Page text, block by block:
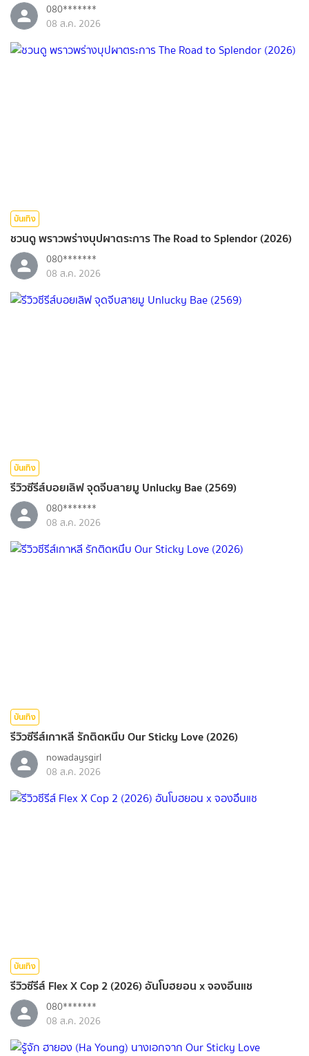
080*******
08 ส.ค. 2026
บันเทิง
ชวนดู พราวพร่างบุปผาตระการ The Road to Splendor (2026)
080*******
08 ส.ค. 2026
บันเทิง
รีวิวซีรีส์บอยเลิฟ จุดจีบสายมู Unlucky Bae (2569)
080*******
08 ส.ค. 2026
บันเทิง
รีวิวซีรีส์เกาหลี รักติดหนึบ Our Sticky Love (2026)
nowadaysgirl
08 ส.ค. 2026
บันเทิง
รีวิวซีรีส์ Flex X Cop 2 (2026) อันโบฮยอน x จองอึนแช
080*******
08 ส.ค. 2026